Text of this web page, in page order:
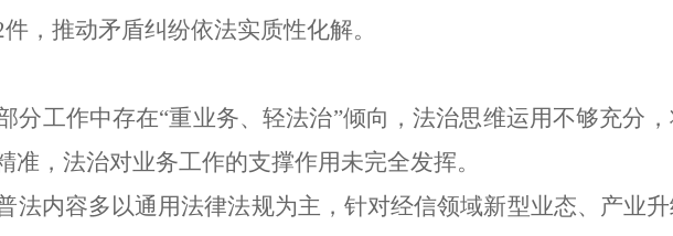
，推动矛盾纠纷依法实质性化解。
分工作中存在“重业务、轻法治”倾向，法治思维运用不够充分
，法治对业务工作的支撑作用未完全发挥。
法内容多以通用法律法规为主，针对经信领域新型业态、产业